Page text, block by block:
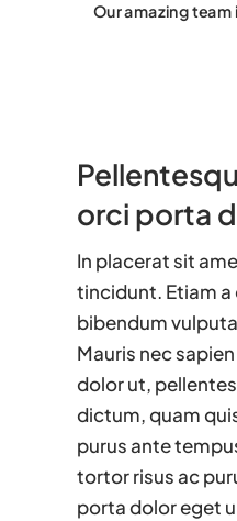
Our amazing team
orci porta
In placerat sit
tincidunt. Etiam a
bibendum
Mauris nec
dolor ut,
dictum, quam
purus ante
tortor risus ac
porta dolor eget